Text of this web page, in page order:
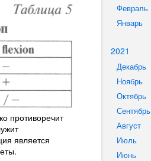
Февраль
Январь
2021
Декабрь
Ноябрь
Октябрь
Сентябрь
Август
Июль
Июнь
противоречит
является